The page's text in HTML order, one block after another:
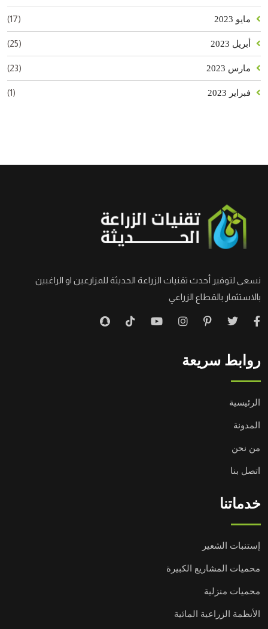
مايو 2023 (17)
أبريل 2023 (25)
مارس 2023 (23)
فبراير 2023 (1)
نسعى لتوفير أحدث تقنيات الزراعة الحديثة للمزارعين او الراغبين
بالاستثمار بالقطاع الزراعي
روابط سريعة
الرئيسية
المدونة
من نحن
اتصل بنا
خدماتنا
إستنبات الشعير
محميات المشاريع الكبيرة
محميات منزلية
الأنظمة الزراعية المائية